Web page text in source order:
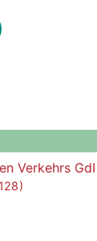
Verkehrs
)